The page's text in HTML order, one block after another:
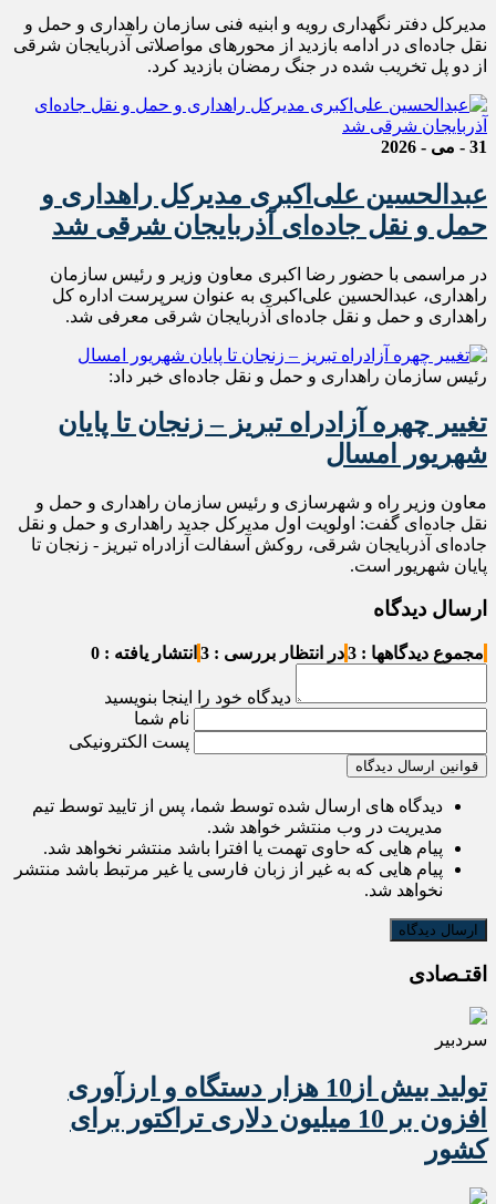
مدیرکل دفتر نگهداری رویه و ابنیه فنی سازمان راهداری و حمل و
نقل جاده‌ای در ادامه بازدید از محورهای مواصلاتی آذربایجان شرقی
از دو‌ پل تخریب شده در جنگ رمضان بازدید کرد.
31 - می - 2026
عبدالحسین علی‌اکبری مدیرکل راهداری و
حمل و نقل جاده‌ای آذربایجان شرقی شد
در مراسمی با حضور رضا اکبری معاون وزیر و رئیس سازمان
راهداری، عبدالحسین علی‌اکبری به عنوان سرپرست اداره کل
راهداری و حمل و نقل جاده‌ای آذربایجان شرقی معرفی شد‌.
رئیس سازمان راهداری و حمل و نقل جاده‌ای خبر داد:
تغییر چهره آزادراه تبریز – زنجان تا پایان
شهریور امسال
معاون وزیر راه و شهرسازی و رئیس سازمان راهداری و حمل و
نقل جاده‌ای گفت: اولویت اول مدیرکل جدید راهداری و حمل و نقل
جاده‌ای آذربایجان شرقی، روکش آسفالت آزادراه تبریز - زنجان تا
پایان شهریور است.
ارسال دیدگاه
مجموع دیدگاهها : 3 در انتظار بررسی : 3 انتشار یافته : 0
دیدگاه خود را اینجا بنویسید
نام شما
پست الکترونیکی
قوانین ارسال دیدگاه
دیدگاه های ارسال شده توسط شما، پس از تایید توسط تیم
مدیریت در وب منتشر خواهد شد.
پیام هایی که حاوی تهمت یا افترا باشد منتشر نخواهد شد.
پیام هایی که به غیر از زبان فارسی یا غیر مرتبط باشد منتشر
نخواهد شد.
اقتـصادی
سردبیر
تولید بیش از10 هزار دستگاه و ارزآوری
افزون بر 10 میلیون دلاری تراکتور برای
کشور